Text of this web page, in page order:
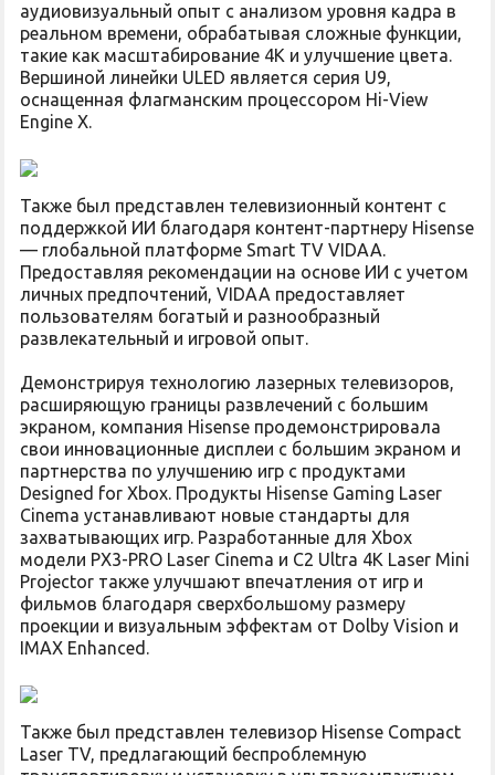
аудиовизуальный опыт с анализом уровня кадра в
реальном времени, обрабатывая сложные функции,
такие как масштабирование 4K и улучшение цвета.
Вершиной линейки ULED является серия U9,
оснащенная флагманским процессором Hi-View
Engine X.
Также был представлен телевизионный контент с
поддержкой ИИ благодаря контент-партнеру Hisense
— глобальной платформе Smart TV VIDAA.
Предоставляя рекомендации на основе ИИ с учетом
личных предпочтений, VIDAA предоставляет
пользователям богатый и разнообразный
развлекательный и игровой опыт.
Демонстрируя технологию лазерных телевизоров,
расширяющую границы развлечений с большим
экраном, компания Hisense продемонстрировала
свои инновационные дисплеи с большим экраном и
партнерства по улучшению игр с продуктами
Designed for Xbox. Продукты Hisense Gaming Laser
Cinema устанавливают новые стандарты для
захватывающих игр. Разработанные для Xbox
модели PX3-PRO Laser Cinema и C2 Ultra 4K Laser Mini
Projector также улучшают впечатления от игр и
фильмов благодаря сверхбольшому размеру
проекции и визуальным эффектам от Dolby Vision и
IMAX Enhanced.
Также был представлен телевизор Hisense Compact
Laser TV, предлагающий беспроблемную